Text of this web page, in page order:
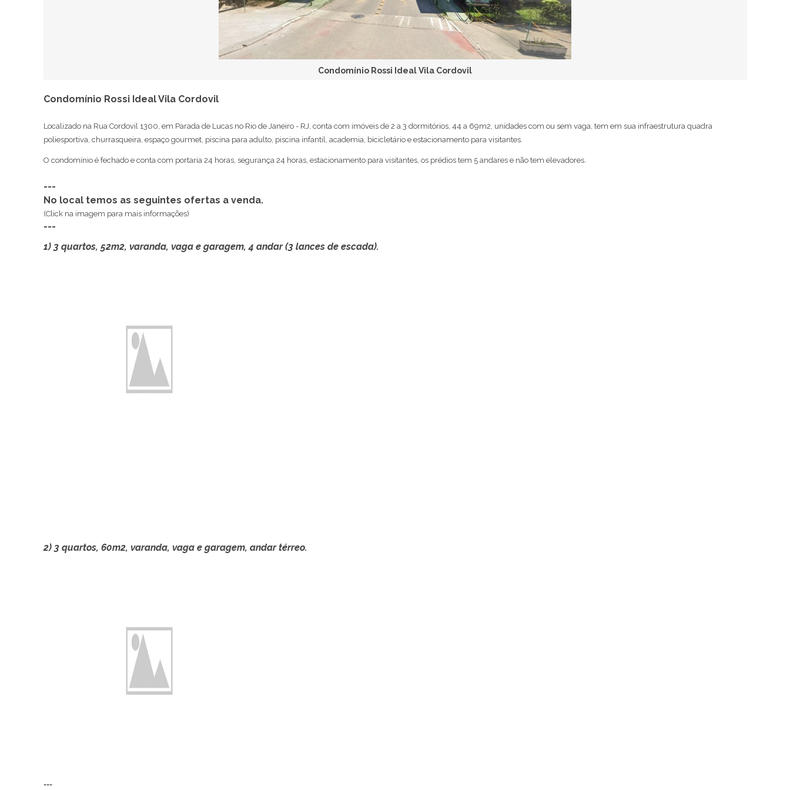
Condomínio Rossi Ideal Vila Cordovil
Condomínio Rossi Ideal Vila Cordovil
Localizado na Rua Cordovil 1300, em Parada de Lucas no Rio de Janeiro - RJ, conta com imóveis de 2 a 3 dormitórios, 44 a 69m2, unidades com ou sem vaga, tem em sua infraestrutura quadra
poliesportiva, churrasqueira, espaço gourmet, piscina para adulto, piscina infantil, academia, bicicletário e estacionamento para visitantes.
O condomínio é fechado e conta com portaria 24 horas, segurança 24 horas, estacionamento para visitantes, os prédios tem 5 andares e não tem elevadores.
---
No local temos as seguintes ofertas a venda.
(Click na imagem para mais informações)
---
1) 3 quartos, 52m2, varanda, vaga e garagem, 4 andar (3 lances de escada).
2) 3 quartos, 60m2, varanda, vaga e garagem, andar térreo.
---